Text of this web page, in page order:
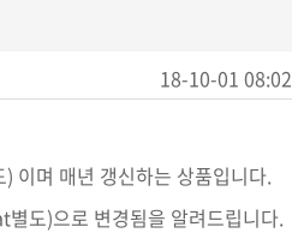
18-10-01 08:02
이며 매년 갱신하는 상품입니다.
도)으로 변경됨을 알려드립니다.